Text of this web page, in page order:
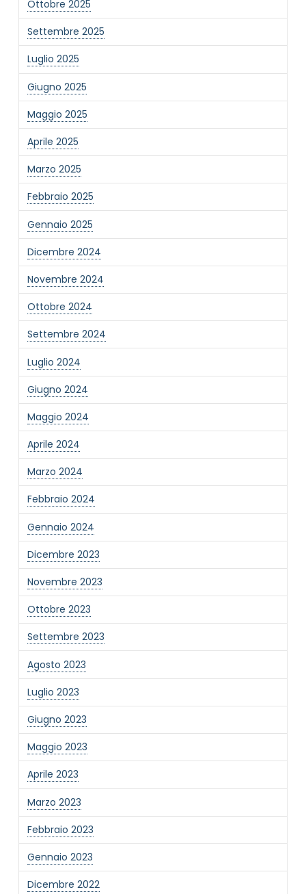
Ottobre 2025
Settembre 2025
Luglio 2025
Giugno 2025
Maggio 2025
Aprile 2025
Marzo 2025
Febbraio 2025
Gennaio 2025
Dicembre 2024
Novembre 2024
Ottobre 2024
Settembre 2024
Luglio 2024
Giugno 2024
Maggio 2024
Aprile 2024
Marzo 2024
Febbraio 2024
Gennaio 2024
Dicembre 2023
Novembre 2023
Ottobre 2023
Settembre 2023
Agosto 2023
Luglio 2023
Giugno 2023
Maggio 2023
Aprile 2023
Marzo 2023
Febbraio 2023
Gennaio 2023
Dicembre 2022